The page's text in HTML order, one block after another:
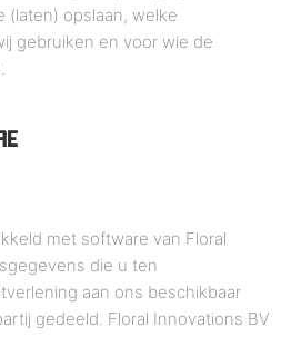
(laten) opslaan, welke
gebruiken en voor wie de
met software van Floral
die u ten
aan ons beschikbaar
gedeeld. Floral Innovations BV